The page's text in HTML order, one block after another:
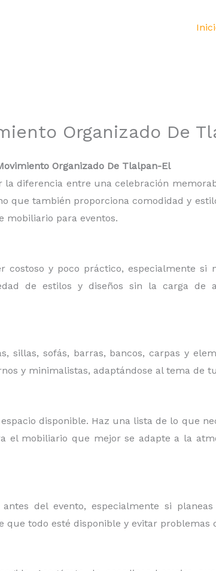
Organizado De
Organizado De Tlalpan-El
diferencia entre una celebración
que también proporciona comodidad y
mobiliario para eventos.
y poco práctico, especialmente si
de estilos y diseños sin la carga de
sofás, barras, bancos, carpas y
y minimalistas, adaptándose al tema de
disponible. Haz una lista de lo que
el mobiliario que mejor se adapte a la
del evento, especialmente si
todo esté disponible y evitar problemas